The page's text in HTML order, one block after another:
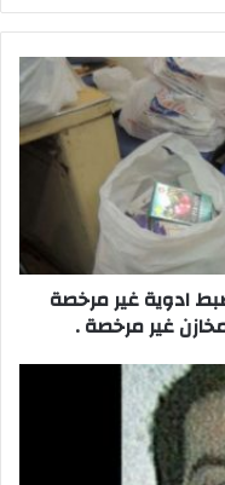
ادوية غير مرخصة
غير مرخصة .